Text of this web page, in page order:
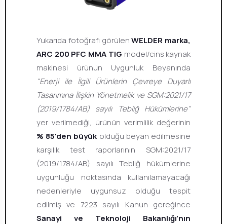
Yukarıda fotoğrafı görülenWELDER marka,
ARC 200 PFC MMA TIG model/cins kaynak
makinesi ürünün Uygunluk Beyanında
"Enerji ile İlgili Ürünlerin Çevreye Duyarlı
Tasarımına İlişkin Yönetmelik ve SGM:2021/17
(2019/1784/AB) sayılı Tebliğ Hükümlerine"
yer verilmediği, ürünün verimlilik değerinin
% 85'den büyük olduğu beyan edilmesine
karşılık test raporlarının SGM:2021/17
(2019/1784/AB) sayılı Tebliğ hükümlerine
uygunluğu noktasında kullanılamayacağı
nedenleriyle uygunsuz olduğu tespit
edilmiş ve 7223 sayılı Kanun gereğince
Sanayi ve Teknoloji Bakanlığı'nın